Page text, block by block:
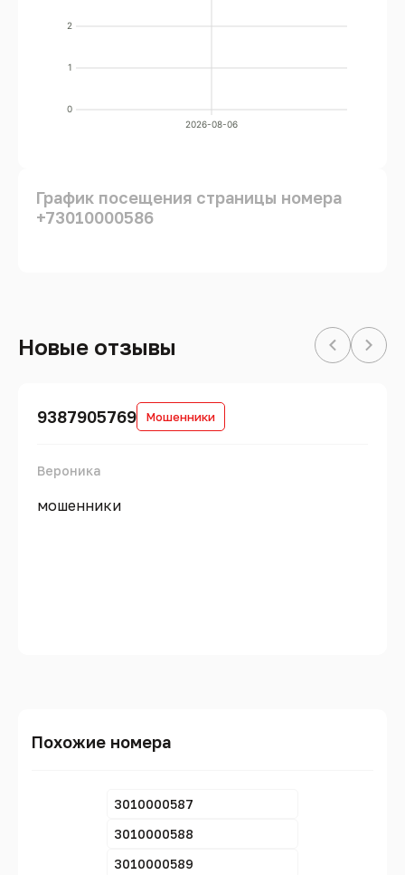
0
1
2
2026-08-06
График посещения страницы номера
+73010000586
Новые отзывы
9387905769 Мошенники
Вероника
мошенники
Похожие номера
3010000587
3010000588
3010000589